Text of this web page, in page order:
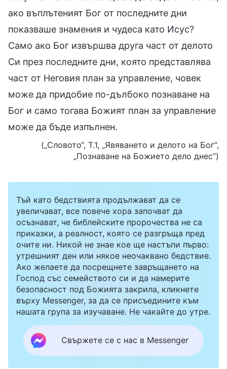
ако въплътеният Бог от последните дни
показваше знамения и чудеса като Исус?
Само ако Бог извършва друга част от делото
Си през последните дни, която представлява
част от Неговия план за управление, човек
може да придобие по-дълбоко познаване на
Бог и само тогава Божият план за управление
може да бъде изпълнен.
(„Словото“, Т.1, „Явяването и делото на Бог“,
„Познаване на Божието дело днес“)
Тъй като бедствията продължават да се
увеличават, все повече хора започват да
осъзнават, че библейските пророчества не са
приказки, а реалност, която се разгръща пред
очите ни. Никой не знае кое ще настъпи първо:
утрешният ден или някое неочаквано бедствие.
Ако желаете да посрещнете завръщането на
Господ със семейството си и да намерите
безопасност под Божията закрила, кликнете
върху Messenger, за да се присъедините към
нашата група за изучаване. Не чакайте до утре.
Свържете се с нас в Messenger